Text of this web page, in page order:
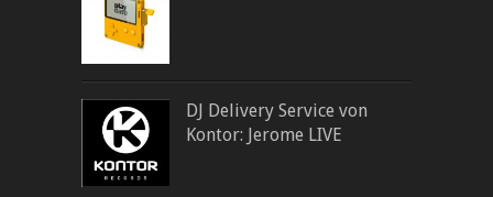
DJ Delivery Service von
Kontor: Jerome LIVE